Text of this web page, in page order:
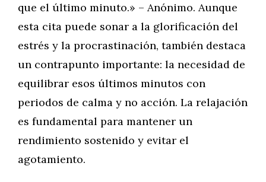
que el último minuto.» – Anónimo. Aunque
esta cita puede sonar a la glorificación del
estrés y la procrastinación, también destaca
un contrapunto importante: la necesidad de
equilibrar esos últimos minutos con
periodos de calma y no acción. La relajación
es fundamental para mantener un
rendimiento sostenido y evitar el
agotamiento.